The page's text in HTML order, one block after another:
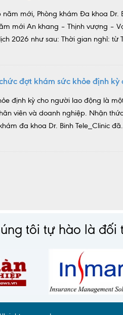
mới, Phòng khám Đa khoa Dr.
mới An khang – Thịnh vượng –
2026 như sau: Thời gian nghỉ: từ
đợt khám sức khỏe định
định kỳ cho người lao động là
viên và doanh nghiệp. Nhận
đa khoa Dr. Binh Tele_Clinic đã...
tôi tự hào là đối